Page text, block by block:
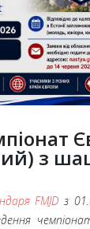
з
FMJD з